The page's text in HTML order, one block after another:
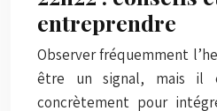
entreprendre
Observer fréquemment
être un signal, mais il
concrètement pour